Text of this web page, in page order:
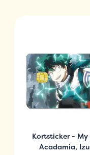
Kortsticker - My
Acadamia,